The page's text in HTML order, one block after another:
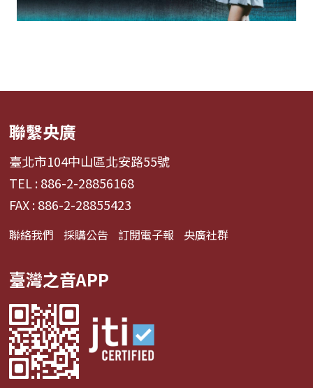
聯繫央廣
臺北市104中山區北安路55號
TEL : 886-2-28856168
FAX : 886-2-28855423
聯絡我們 採購公告 訂閱電子報 央廣社群
臺灣之音APP